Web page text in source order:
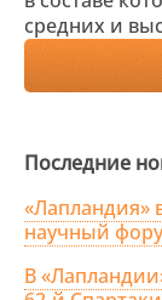
средних и
Последние
«Лапландия»
научный
В